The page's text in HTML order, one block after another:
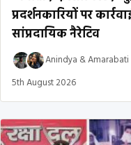
प्रदर्शनकारियों पर
सांप्रदायिक नैरेटिव
Anindya &Amarabati
5th August 2026